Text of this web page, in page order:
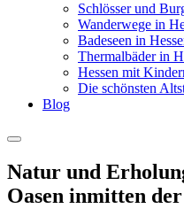
Schlösser und
Wanderwege in
Badeseen in
Thermalbäder in
Hessen mit
Die schönsten
Blog
Natur und
Oasen inmitten